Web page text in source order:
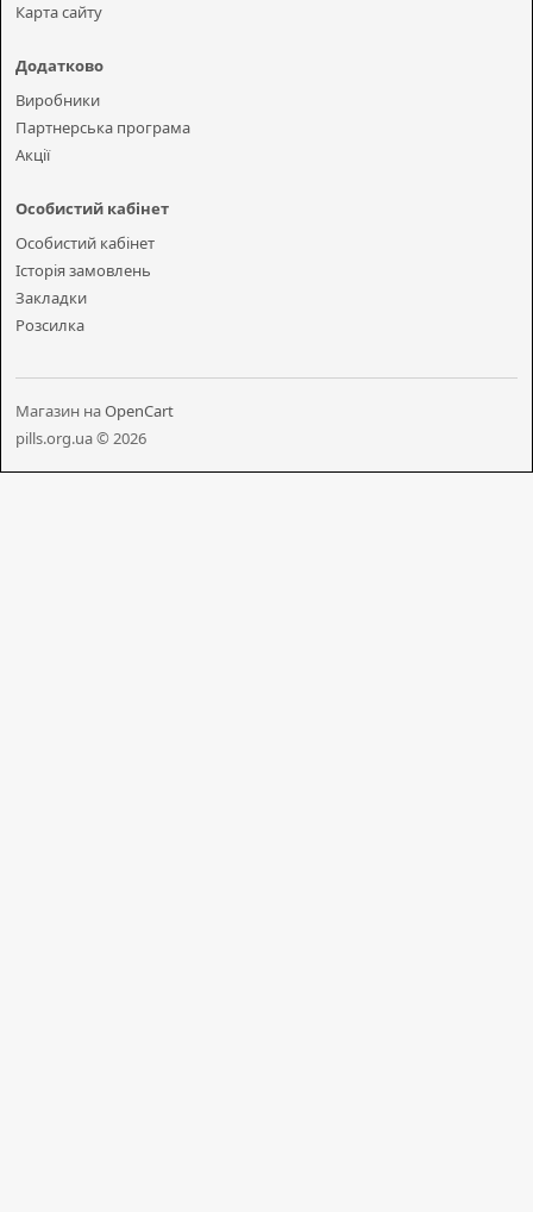
Карта сайту
Додатково
Виробники
Партнерська програма
Акції
Особистий кабінет
Особистий кабінет
Історія замовлень
Закладки
Розсилка
Магазин наOpenCart
pills.org.ua © 2026